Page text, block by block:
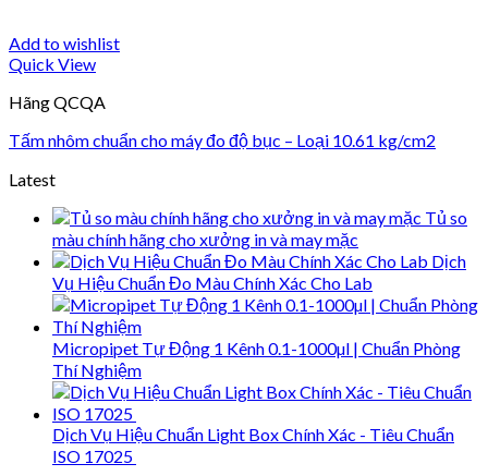
Add to wishlist
Quick View
Hãng QCQA
Tấm nhôm chuẩn cho máy đo độ bục – Loại 10.61 kg/cm2
Latest
Tủ so
màu chính hãng cho xưởng in và may mặc
Dịch
Vụ Hiệu Chuẩn Đo Màu Chính Xác Cho Lab
Micropipet Tự Động 1 Kênh 0.1-1000µl | Chuẩn Phòng
Thí Nghiệm
Dịch Vụ Hiệu Chuẩn Light Box Chính Xác - Tiêu Chuẩn
ISO 17025